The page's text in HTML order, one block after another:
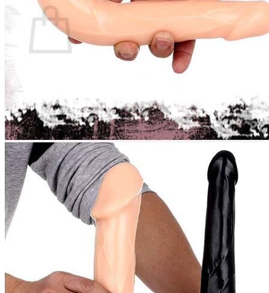
Chưa có sản phẩm trong giỏ hàng.